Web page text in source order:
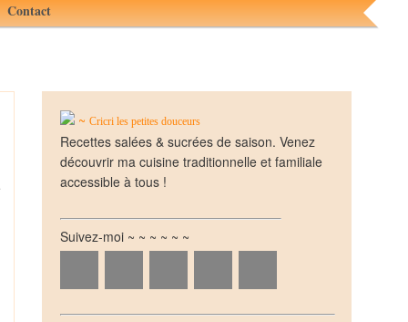
Contact
~ Cricri les petites douceurs
Recettes salées & sucrées de saison. Venez
découvrir ma cuisine traditionnelle et familiale
accessible à tous !
Suivez-moi ~ ~ ~ ~ ~ ~